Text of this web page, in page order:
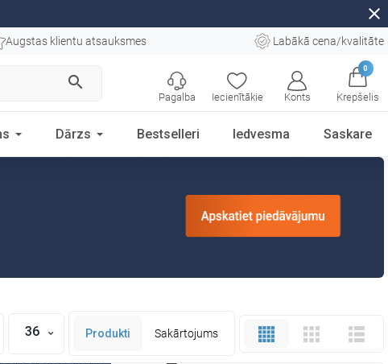
close
Augstas klientu atsauksmes Labākā cena/kvalitāte
search
Iecienītākie Konts
0
Krepšelis
Pagalba
Dārzs Bestselleri Iedvesma Saskare
36 Produkti Sakārtojums